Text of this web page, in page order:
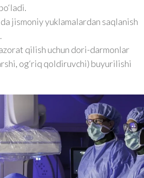
jismoniy yuklamalardan saqlanish
qilish uchun dori-darmonlar
og‘riq qoldiruvchi) buyurilishi